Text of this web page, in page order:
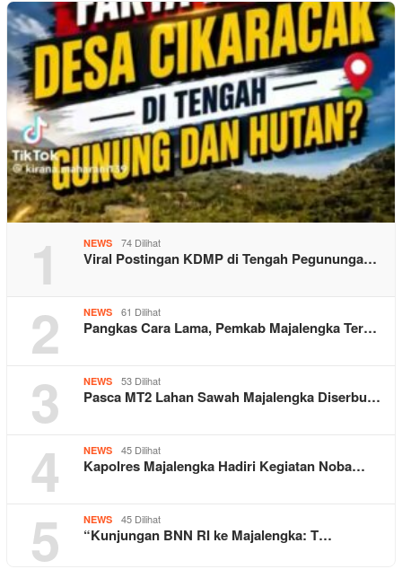
1 NEWS 74 Dilihat
Viral Postingan KDMP di Tengah Pegununga…
2 NEWS 61 Dilihat
Pangkas Cara Lama, Pemkab Majalengka Ter…
3 NEWS 53 Dilihat
Pasca MT2 Lahan Sawah Majalengka Diserbu…
4 NEWS 45 Dilihat
Kapolres Majalengka Hadiri Kegiatan Noba…
5 NEWS 45 Dilihat
“Kunjungan BNN RI ke Majalengka: T…